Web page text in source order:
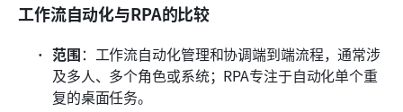
工作流自动化与RPA的比较
范围：工作流自动化管理和协调端到端流程，通常涉
及多人、多个角色或系统；RPA专注于自动化单个重
复的桌面任务。